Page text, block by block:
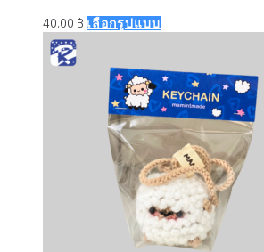
40.00 ฿ เลือกรูปแบบThis
multiple
variants.
The
options
may
be
chosen
on
the